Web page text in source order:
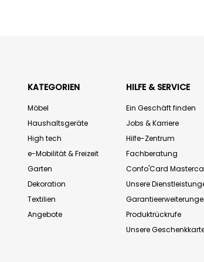
KATEGORIEN
Möbel
Haushaltsgeräte
High tech
e-Mobilität & Freizeit
Garten
Dekoration
Textilien
Angebote
HILFE & SERVICE
Ein Geschäft finden
Jobs & Karriere
Hilfe-Zentrum
Fachberatung
Confo'Card
Unsere
Produktrückrufe
Unsere